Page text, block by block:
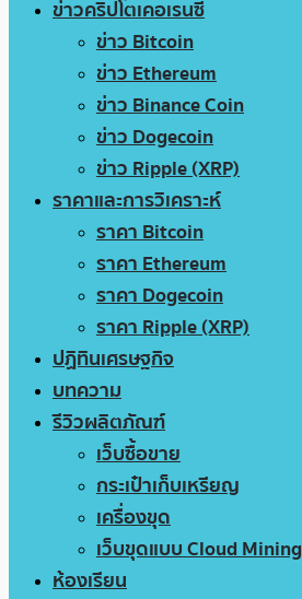
ข่าวคริปโตเคอเรนซี่
ข่าว Bitcoin
ข่าว Ethereum
ข่าว Binance Coin
ข่าว Dogecoin
ข่าว Ripple (XRP)
ราคาและการวิเคราะห์
ราคา Bitcoin
ราคา Ethereum
ราคา Dogecoin
ราคา Ripple (XRP)
ปฏิทินเศรษฐกิจ
บทความ
รีวิวผลิตภัณฑ์
เว็บซื้อขาย
กระเป๋าเก็บเหรียญ
เครื่องขุด
เว็บขุดแบบ Cloud Mining
ห้องเรียน